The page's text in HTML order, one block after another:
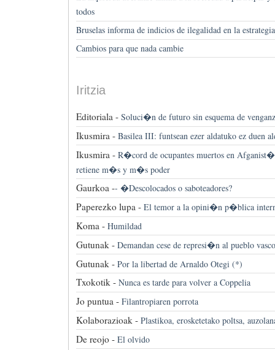
todos
Bruselas informa de indicios de ilegalidad en la
Cambios para que nada cambie
Iritzia
Editoriala - Soluci�n de futuro sin esquema de
Ikusmira - Basilea III: funtsean ezer aldatuko ez duen
Ikusmira - R�cord de ocupantes muertos en
retiene m�s y m�s poder
Gaurkoa -- �Descolocados o saboteadores?
Paperezko lupa - El temor a la opini�n p�blica
Koma - Humildad
Gutunak - Demandan cese de represi�n al pueblo vasco
Gutunak - Por la libertad de Arnaldo Otegi (*)
Txokotik - Nunca es tarde para volver a Coppelia
Jo puntua - Filantropiaren porrota
Kolaborazioak - Plastikoa, erosketetako poltsa,
De reojo - El olvido